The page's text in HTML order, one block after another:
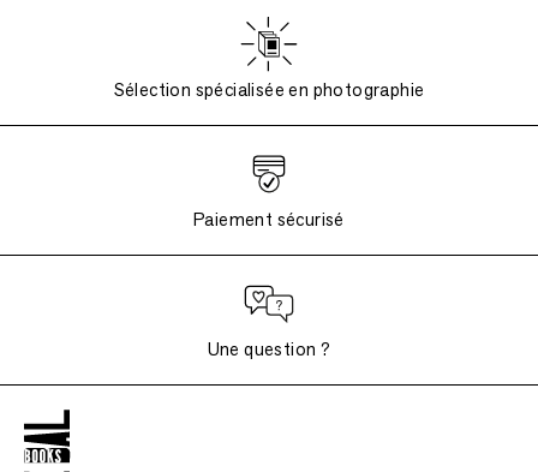
Sélection spécialisée en photographie
Paiement sécurisé
Une question ?